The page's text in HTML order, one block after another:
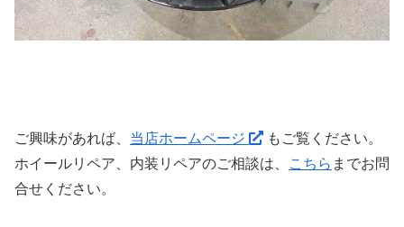
ご興味があれば、 当店ホームページ
もご覧ください。
ホイールリペア、内装リペアのご相談は、
こちら までお問
合せください。